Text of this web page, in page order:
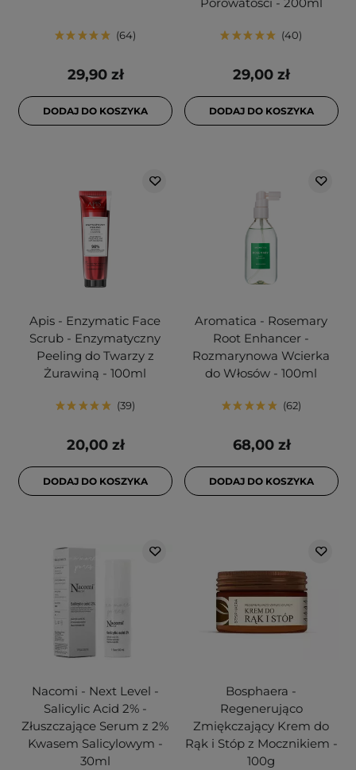
64
29,90 zł
DODAJ DO KOSZYKA
Porowatości - 200ml
40
29,00 zł
DODAJ DO KOSZYKA
Apis - Enzymatic Face
Scrub - Enzymatyczny
Peeling do Twarzy z
Żurawiną - 100ml
39
20,00 zł
DODAJ DO KOSZYKA
Aromatica - Rosemary
Root Enhancer -
Rozmarynowa Wcierka
do Włosów - 100ml
62
68,00 zł
DODAJ DO KOSZYKA
Nacomi - Next Level -
Salicylic Acid 2% -
Złuszczające Serum z 2%
Kwasem Salicylowym -
30ml
Bosphaera -
Regenerująco
Zmiękczający Krem do
Rąk i Stóp z Mocznikiem -
100g